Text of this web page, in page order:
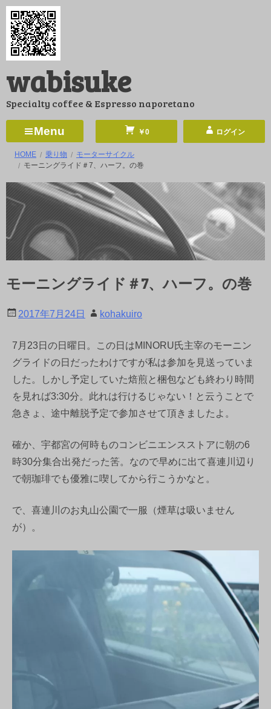
コ
ン
ツ
ス
ッ
wabisuke
Specialty coffee & Espresso naporetano
Menu ￥0 ログイン
HOME 乗り物
モーターサイクル
モーニングライド＃7、ハーフ。の巻
モーニングライド＃7、ハーフ。の巻
2017年7月24日 kohakuiro
7月23日の日曜日。この日はMINORU氏主宰のモーニン
グライドの日だったわけですが私は参加を見送っていま
した。しかし予定していた焙煎と梱包なども終わり時間
を見れば3:30分。此れは行けるじゃない！と云うことで
急きょ、途中離脱予定で参加させて頂きましたよ。
確か、宇都宮の何時ものコンビニエンスストアに朝の6
時30分集合出発だった筈。なので早めに出て喜連川辺り
で朝珈琲でも優雅に喫してから行こうかなと。
で、喜連川のお丸山公園で一服（煙草は吸いません
が）。